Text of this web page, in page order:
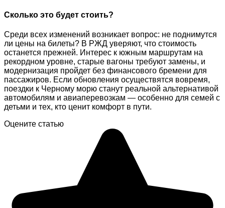
Сколько это будет стоить?
Среди всех изменений возникает вопрос: не поднимутся
ли цены на билеты? В РЖД уверяют, что стоимость
останется прежней. Интерес к южным маршрутам на
рекордном уровне, старые вагоны требуют замены, и
модернизация пройдет без финансового бремени для
пассажиров. Если обновления осуществятся вовремя,
поездки к Черному морю станут реальной альтернативой
автомобилям и авиаперевозкам — особенно для семей с
детьми и тех, кто ценит комфорт в пути.
Оцените статью